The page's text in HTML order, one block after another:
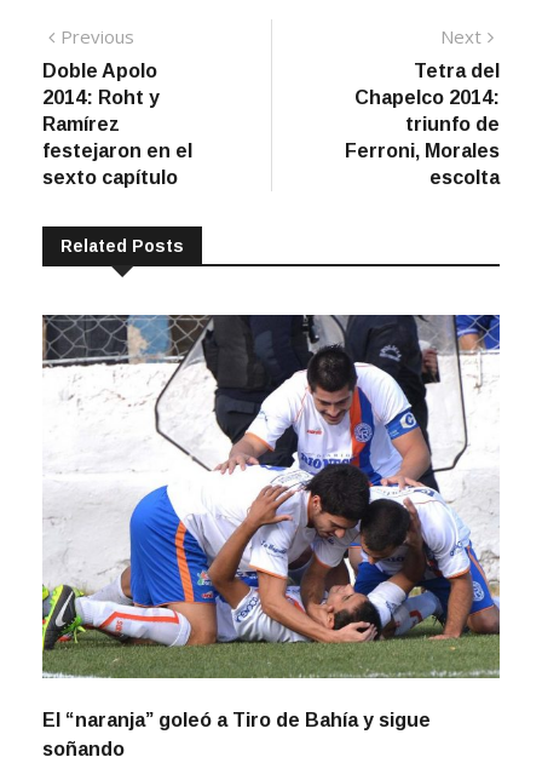
Navegación
de
entradas
Previous
post:
Doble Apolo
2014: Roht y
Ramírez
festejaron en el
sexto capítulo
Next
post:
Tetra del
Chapelco 2014:
triunfo de
Ferroni, Morales
escolta
Related Posts
El “naranja” goleó a Tiro de Bahía y sigue
soñando